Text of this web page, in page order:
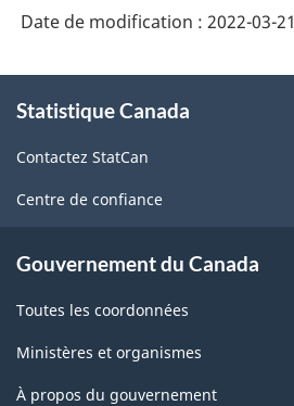
Date de modification : 2022-03-21
propos
ce
site
Statistique Canada
Contactez StatCan
Centre de confiance
Gouvernement du Canada
Toutes les coordonnées
Ministères et organismes
À propos du gouvernement